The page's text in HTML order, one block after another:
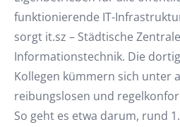
funktionierende IT-
sorgt it.sz – Städtische
Informationstechnik. Die
Kollegen kümmern sich unter
reibungslosen und
So geht es etwa darum, rund